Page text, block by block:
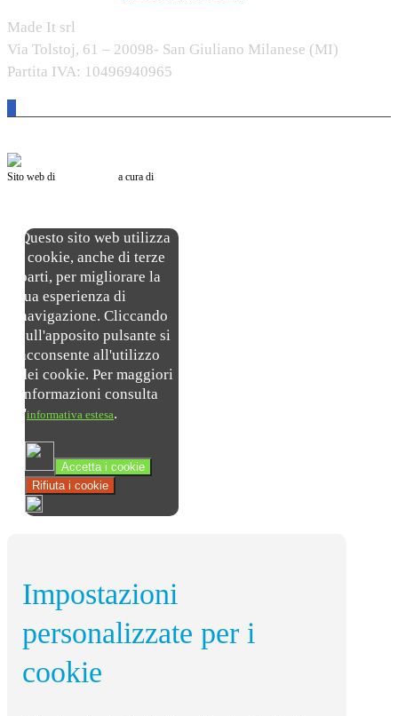
Made It srl
Via Tolstoj, 61 – 20098- San Giuliano Milanese (MI)
Partita IVA: 10496940965
Sito web di a cura di
Questo sito web utilizza
i cookie, anche di terze
parti, per migliorare la
tua esperienza di
navigazione. Cliccando
sull'apposito pulsante si
acconsente all'utilizzo
dei cookie. Per maggiori
informazioni consulta
l'informativa estesa.
Accetta i cookie
Rifiuta i cookie
Impostazioni
personalizzate per i
cookie